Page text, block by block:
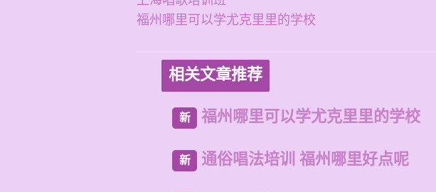
福州哪里可以学尤克里里的学校
相关文章推荐
新 福州哪里可以学尤克里里的学校
新 通俗唱法培训 福州哪里好点呢